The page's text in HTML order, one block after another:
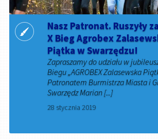
Nasz Patronat. Ruszyły
X Bieg Agrobex
Piątka w Swarzędzu!
Zapraszamy do udziału w
Biegu „AGROBEX Zalasewska
Patronatem Burmistrza Miasta i
Swarzędz Marian [...]
28 stycznia 2019